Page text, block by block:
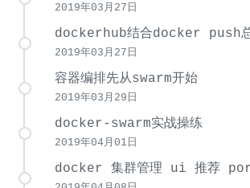
2019年03月27日
dockerhub结合docker push
2019年03月27日
容器编排先从swarm开始
2019年03月29日
docker-swarm实战操练
2019年04月01日
docker 集群管理 ui 推荐